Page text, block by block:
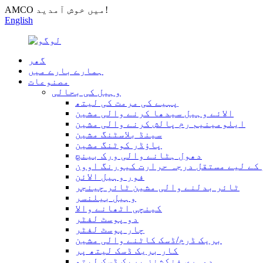
AMCO میں خوش آمدید!
English
گھر
ہمارے بارے میں
مصنوعات
وہیل کی بحالی
پہیے کی مرمت کی لیتھ
الائے وہیل سیدھا کرنے والی مشین
ایلومینیم رم پالش کرنے والی مشین
سینڈ بلاسٹنگ مشین
پاؤڈر کوٹنگ مشین
دھول ہٹانے والی ورک بینچ
کے لیے مستقل درجہ حرارت کیورنگ اوون
فور وہیل الائن
ٹائر بدلنے والی مشین ٹائر چینجر
وہیل بیلنسر
کینچی اٹھانے والا
دو پوسٹ لفٹر
چار پوسٹ لفٹر
بریک ڈرم/ڈسک کاٹنے والی مشین
کار بریک ڈسک لیتھ پر
دوہری فنکشنز بریک ڈسک لیتھ